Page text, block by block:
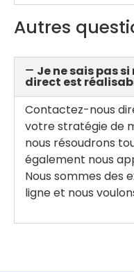
Autres
Je ne sais pas
direct est
Contactez-nous
votre stratégie de
nous résoudrons
également nous
Nous sommes des
ligne et nous